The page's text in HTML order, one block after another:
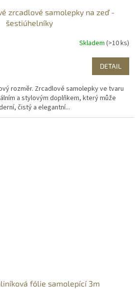
zrcadlové samolepky na zeď -
šestiúhelníky
Skladem (>10 ks)
DETAIL
rozměr. Zrcadlové samolepky ve tvaru
a stylovým doplňkem, který může
čistý a elegantní...
fólie samolepící 3m